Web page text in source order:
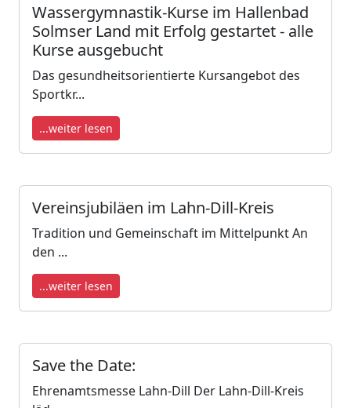
Wassergymnastik-Kurse im Hallenbad
Solmser Land mit Erfolg gestartet - alle
Kurse ausgebucht
Das gesundheitsorientierte Kursangebot des
Sportkr...
...weiter lesen
Vereinsjubiläen im Lahn-Dill-Kreis
Tradition und Gemeinschaft im Mittelpunkt An
den ...
...weiter lesen
Save the Date:
Ehrenamtsmesse Lahn-Dill Der Lahn-Dill-Kreis